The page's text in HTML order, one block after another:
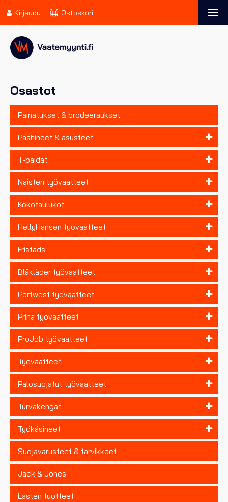
Osastot
Painatukset & brodeeraukset
Päähineet & asusteet
T-paidat
Naisten työvaatteet
Kokotaulukot
HellyHansen työvaatteet
Fristads
Blåkläder työvaatteet
Portwest työvaatteet
Priha työvaatteet
ProJob työvaatteet
Työvaatteet
Palosuojatut työvaatteet
Turvakengät
Työkäsineet
Suojavarusteet & tarvikkeet
Jack & Jones
Lasten tuotteet
Kirjaudu Ostoskori